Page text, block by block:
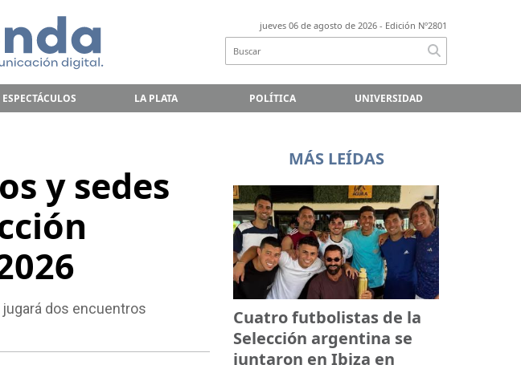
jueves 06 de agosto de 2026 - Edición Nº2801
ESPECTÁCULOS LA PLATA POLÍTICA UNIVERSIDAD
y sedes
jugará dos encuentros
MÁS LEÍDAS
Cuatro futbolistas de la
Selección argentina se
juntaron en Ibiza en